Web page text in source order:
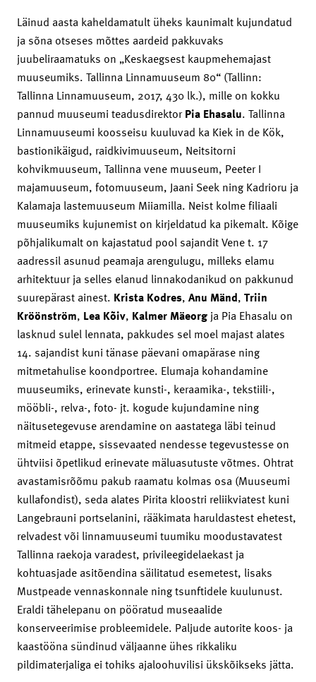
Läinud aasta kaheldamatult üheks kaunimalt kujundatud
ja sõna otseses mõttes aardeid pakkuvaks
juubeliraamatuks on „Keskaegsest kaupmehemajast
muuseumiks. Tallinna Linnamuuseum 80“ (Tallinn:
Tallinna Linnamuuseum, 2017, 430 lk.), mille on kokku
pannud muuseumi teadusdirektorPia Ehasalu. Tallinna
Linnamuuseumi koosseisu kuuluvad ka Kiek in de Kök,
bastionikäigud, raidkivimuuseum, Neitsitorni
kohvikmuuseum, Tallinna vene muuseum, Peeter I
majamuuseum, fotomuuseum, Jaani Seek ning Kadrioru ja
Kalamaja lastemuuseum Miiamilla. Neist kolme filiaali
muuseumiks kujunemist on kirjeldatud ka pikemalt. Kõige
põhjalikumalt on kajastatud pool sajandit Vene t. 17
aadressil asunud peamaja arengulugu, milleks elamu
arhitektuur ja selles elanud linnakodanikud on pakkunud
suurepärast ainest. Krista Kodres, Anu Mänd, Triin
Kröönström, Lea Kõiv, Kalmer Mäeorgja Pia Ehasalu on
lasknud sulel lennata, pakkudes sel moel majast alates
14. sajandist kuni tänase päevani omapärase ning
mitmetahulise koondportree. Elumaja kohandamine
muuseumiks, erinevate kunsti-, keraamika-, tekstiili-,
mööbli-, relva-, foto- jt. kogude kujundamine ning
näitusetegevuse arendamine on aastatega läbi teinud
mitmeid etappe, sissevaated nendesse tegevustesse on
ühtviisi õpetlikud erinevate mäluasutuste võtmes. Ohtrat
avastamisrõõmu pakub raamatu kolmas osa (Muuseumi
kullafondist), seda alates Pirita kloostri reliikviatest kuni
Langebrauni portselanini, rääkimata haruldastest ehetest,
relvadest või linnamuuseumi tuumiku moodustavatest
Tallinna raekoja varadest, privileegidelaekast ja
kohtuasjade asitõendina säilitatud esemetest, lisaks
Mustpeade vennaskonnale ning tsunftidele kuulunust.
Eraldi tähelepanu on pööratud museaalide
konserveerimise probleemidele. Paljude autorite koos- ja
kaastööna sündinud väljaanne ühes rikkaliku
pildimaterjaliga ei tohiks ajaloohuvilisi ükskõikseks jätta.